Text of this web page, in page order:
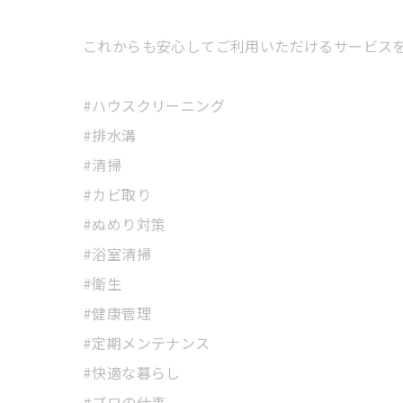
これからも安心してご利用いただけるサービス
#ハウスクリーニング
#排水溝
#清掃
#カビ取り
#ぬめり対策
#浴室清掃
#衛生
#健康管理
#定期メンテナンス
#快適な暮らし